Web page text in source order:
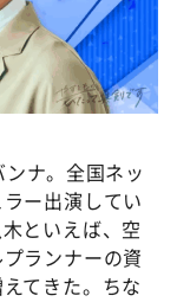
ナ。全国ネッ
ー出演してい
といえば、空
ランナーの資
てきた。ちな